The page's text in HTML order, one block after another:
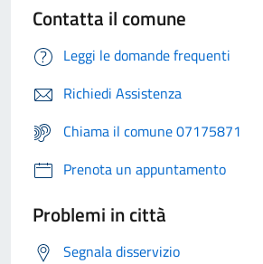
Contatta il comune
Leggi le domande frequenti
Richiedi Assistenza
Chiama il comune 07175871
Prenota un appuntamento
Problemi in città
Segnala disservizio